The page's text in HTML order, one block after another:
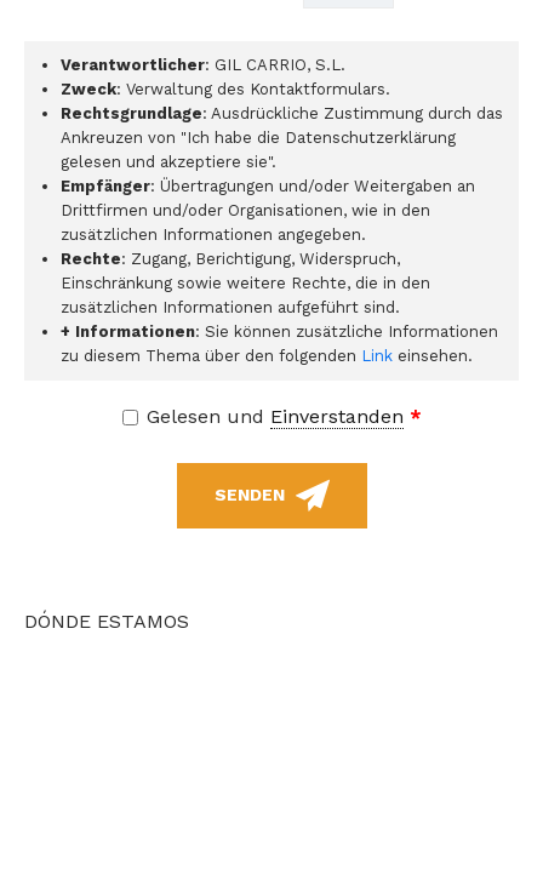
Verantwortlicher: GIL CARRIO, S.L.
Zweck: Verwaltung des Kontaktformulars.
Rechtsgrundlage: Ausdrückliche Zustimmung durch das
Ankreuzen von "Ich habe die Datenschutzerklärung
gelesen und akzeptiere sie".
Empfänger: Übertragungen und/oder Weitergaben an
Drittfirmen und/oder Organisationen, wie in den
zusätzlichen Informationen angegeben.
Rechte: Zugang, Berichtigung, Widerspruch,
Einschränkung sowie weitere Rechte, die in den
zusätzlichen Informationen aufgeführt sind.
+ Informationen: Sie können zusätzliche Informationen
zu diesem Thema über den folgenden Link einsehen.
Gelesen und Einverstanden *
SENDEN
DÓNDE ESTAMOS